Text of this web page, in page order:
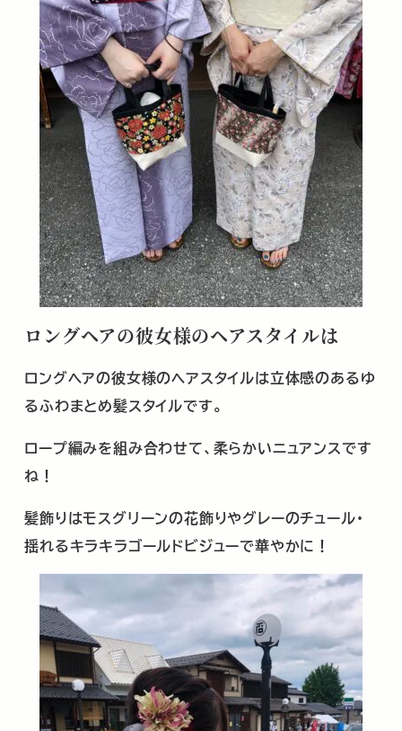
ロングヘアの彼女様のヘアスタイルは
ロングヘアの彼女様のヘアスタイルは立体感のあるゆ
るふわまとめ髪スタイルです。
ロープ編みを組み合わせて、柔らかいニュアンスです
ね！
髪飾りはモスグリーンの花飾りやグレーのチュール･
揺れるキラキラゴールドビジューで華やかに！